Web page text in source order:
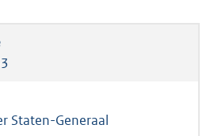
Staten-Generaal